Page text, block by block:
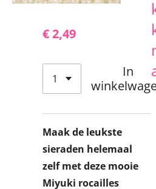
€ 2,49
In
Maak de leukste
sieraden helemaal
zelf met deze mooie
Miyuki rocailles